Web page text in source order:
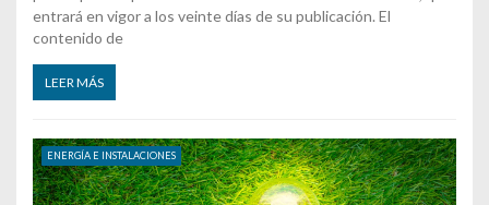
entrará en vigor a los veinte días de su publicación. El
contenido de
LEER MÁS
ENERGÍA E INSTALACIONES